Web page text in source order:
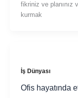
fikriniz ve planınız
kurmak
İş Dünyası
Ofis hayatında